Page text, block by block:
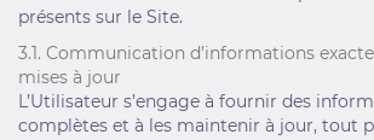
présents sur le Site.
3.1. Communication d’informations
mises à jour
L’Utilisateur s’engage à fournir des
complètes et à les maintenir à jour, tout